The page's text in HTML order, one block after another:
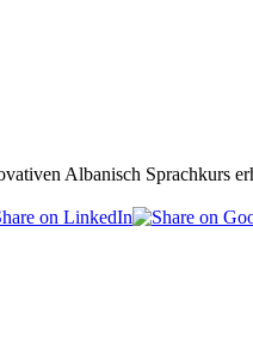
Albanisch Sprachkurs